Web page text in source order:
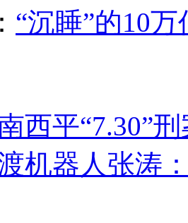
： “沉睡”的10
西平“7.30”
机器人张涛